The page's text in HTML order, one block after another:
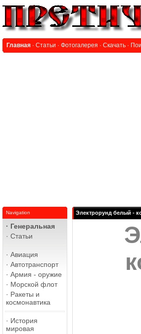
Главная · Статьи · Фотогалерея · Скачать ·
Navigation
· Генеральная
· Статьи
· Авиация
· Автотранспорт
· Армия - оружие
· Морской флот
· Ракеты и
космонавтика
· История
мировая
Электрорунд белый -